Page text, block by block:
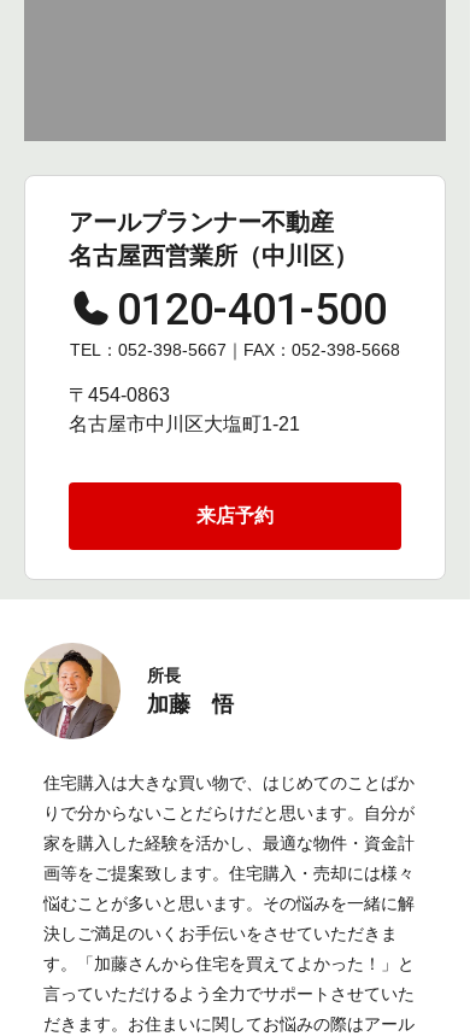
アールプランナー不動産
名古屋西営業所（中川区）
0120-401-500
TEL：052-398-5667｜FAX：052-398-5668
〒454-0863
名古屋市中川区大塩町1-21
来店予約
所長
加藤 悟
住宅購入は大きな買い物で、はじめてのことばか
りで分からないことだらけだと思います。自分が
家を購入した経験を活かし、最適な物件・資金計
画等をご提案致します。住宅購入・売却には様々
悩むことが多いと思います。その悩みを一緒に解
決しご満足のいくお手伝いをさせていただきま
す。「加藤さんから住宅を買えてよかった！」と
言っていただけるよう全力でサポートさせていた
だきます。お住まいに関してお悩みの際はアール